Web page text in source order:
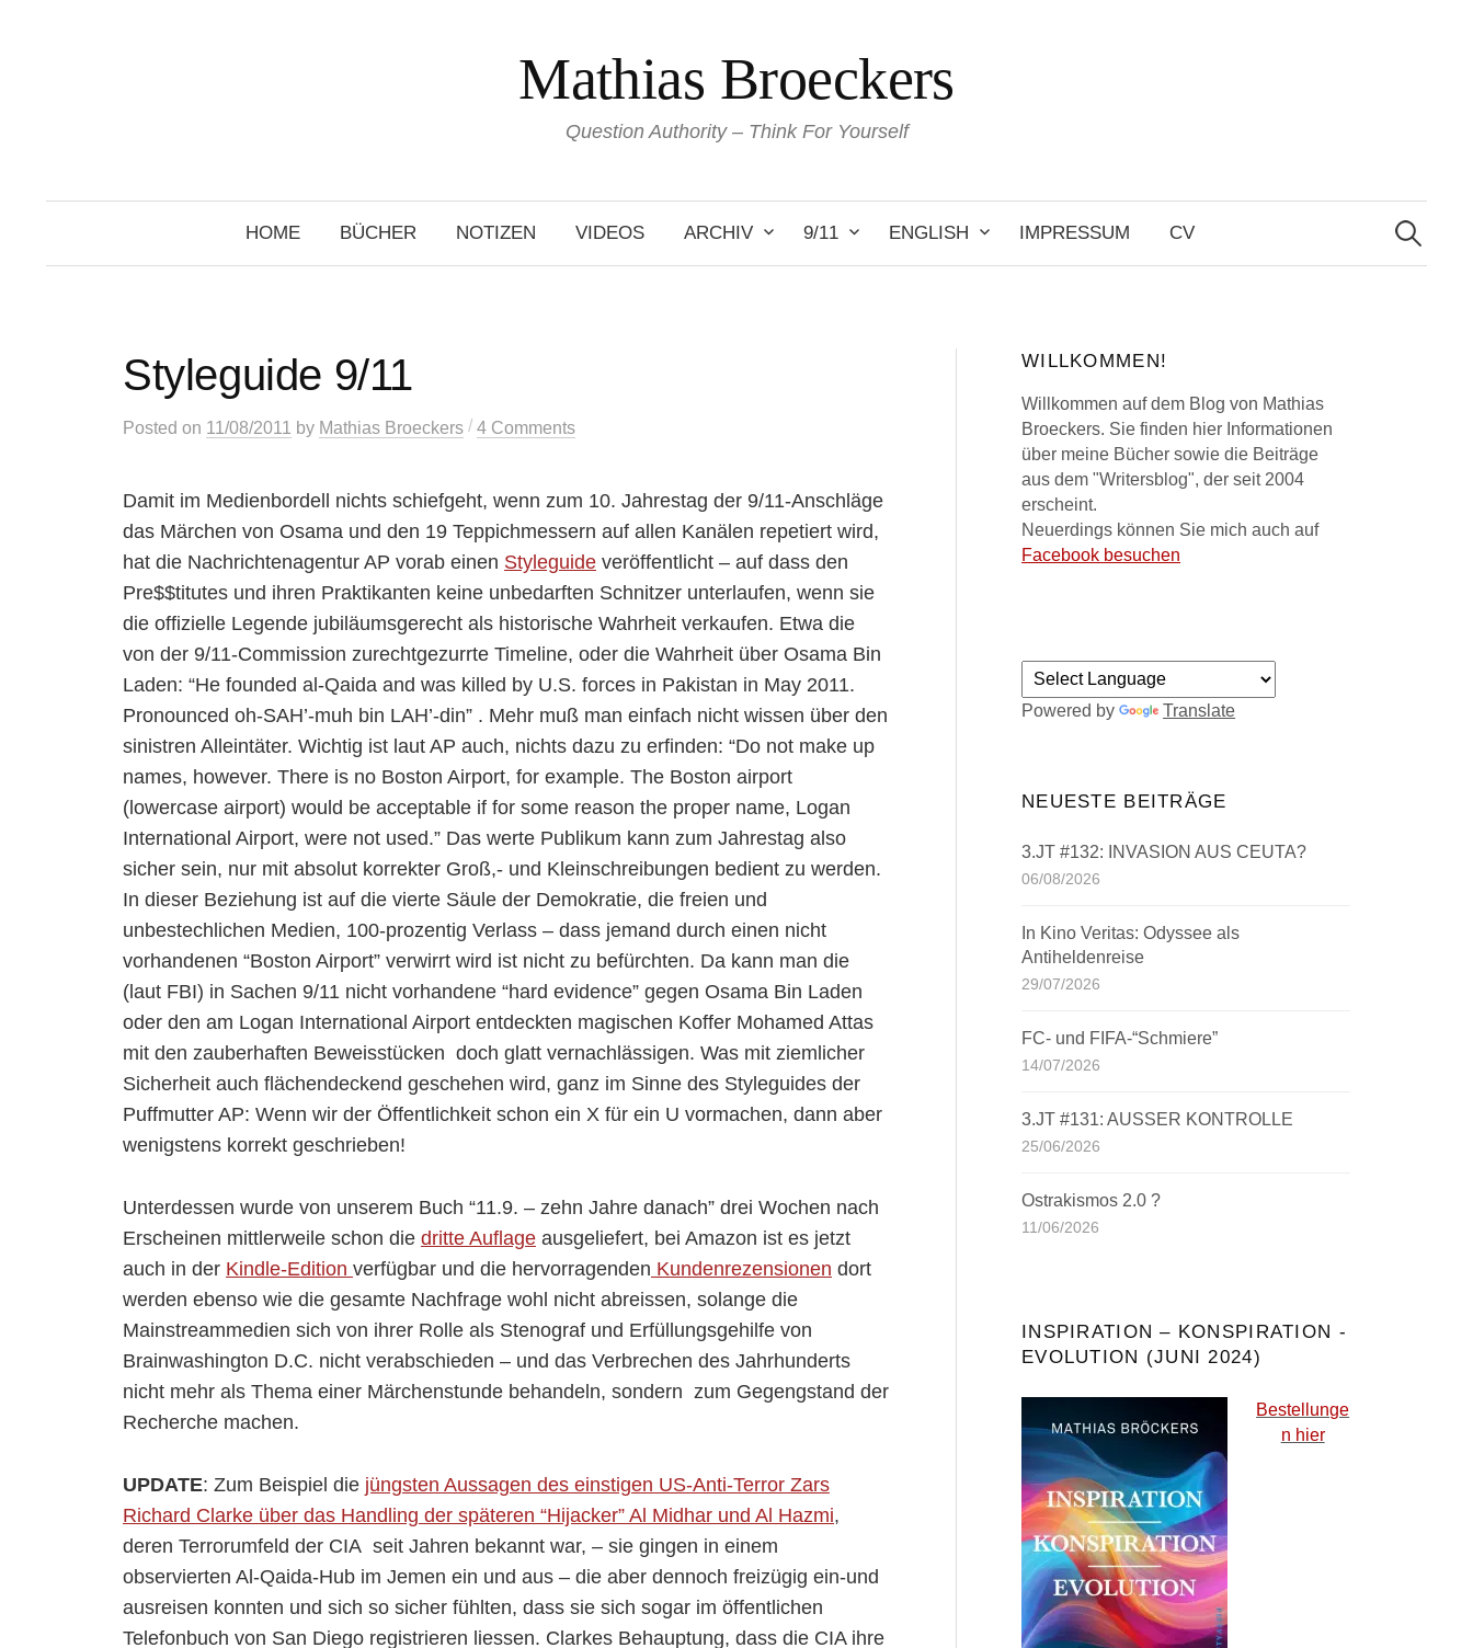
Mathias Broeckers
Question Authority – Think For Yourself
HOME BÜCHER NOTIZEN VIDEOS ARCHIV 9/11 ENGLISH IMPRESSUM CV
Search
for:
Styleguide 9/11
Posted on 11/08/2011 by Mathias Broeckers / 4 Comments
Damit im Medienbordell nichts schiefgeht, wenn zum 10. Jahrestag der 9/11-Anschläge
das Märchen von Osama und den 19 Teppichmessern auf allen Kanälen repetiert wird,
hat die Nachrichtenagentur AP vorab einen Styleguide veröffentlicht – auf dass den
Pre$$titutes und ihren Praktikanten keine unbedarften Schnitzer unterlaufen, wenn sie
die offizielle Legende jubiläumsgerecht als historische Wahrheit verkaufen. Etwa die
von der 9/11-Commission zurechtgezurrte Timeline, oder die Wahrheit über Osama Bin
Laden: “He founded al-Qaida and was killed by U.S. forces in Pakistan in May 2011.
Pronounced oh-SAH’-muh bin LAH’-din” . Mehr muß man einfach nicht wissen über den
sinistren Alleintäter. Wichtig ist laut AP auch, nichts dazu zu erfinden: “Do not make up
names, however. There is no Boston Airport, for example. The Boston airport
(lowercase airport) would be acceptable if for some reason the proper name, Logan
International Airport, were not used.” Das werte Publikum kann zum Jahrestag also
sicher sein, nur mit absolut korrekter Groß,- und Kleinschreibungen bedient zu werden.
In dieser Beziehung ist auf die vierte Säule der Demokratie, die freien und
unbestechlichen Medien, 100-prozentig Verlass – dass jemand durch einen nicht
vorhandenen “Boston Airport” verwirrt wird ist nicht zu befürchten. Da kann man die
(laut FBI) in Sachen 9/11 nicht vorhandene “hard evidence” gegen Osama Bin Laden
oder den am Logan International Airport entdeckten magischen Koffer Mohamed Attas
mit den zauberhaften Beweisstücken doch glatt vernachlässigen. Was mit ziemlicher
Sicherheit auch flächendeckend geschehen wird, ganz im Sinne des Styleguides der
Puffmutter AP: Wenn wir der Öffentlichkeit schon ein X für ein U vormachen, dann aber
wenigstens korrekt geschrieben!
Unterdessen wurde von unserem Buch “11.9. – zehn Jahre danach” drei Wochen nach
Erscheinen mittlerweile schon die dritte Auflage ausgeliefert, bei Amazon ist es jetzt
auch in der Kindle-Edition verfügbar und die hervorragenden Kundenrezensionen dort
werden ebenso wie die gesamte Nachfrage wohl nicht abreissen, solange die
Mainstreammedien sich von ihrer Rolle als Stenograf und Erfüllungsgehilfe von
Brainwashington D.C. nicht verabschieden – und das Verbrechen des Jahrhunderts
nicht mehr als Thema einer Märchenstunde behandeln, sondern zum Gegengstand der
Recherche machen.
UPDATE: Zum Beispiel die jüngsten Aussagen des einstigen US-Anti-Terror Zars
Richard Clarke über das Handling der späteren “Hijacker” Al Midhar und Al Hazmi,
deren Terrorumfeld der CIA seit Jahren bekannt war, – sie gingen in einem
observierten Al-Qaida-Hub im Jemen ein und aus – die aber dennoch freizügig ein-und
ausreisen konnten und sich so sicher fühlten, dass sie sich sogar im öffentlichen
Telefonbuch von San Diego registrieren liessen. Clarkes Behauptung, dass die CIA ihre
WILLKOMMEN!
Willkommen auf dem Blog von Mathias
Broeckers. Sie finden hier Informationen
über meine Bücher sowie die Beiträge
aus dem "Writersblog", der seit 2004
erscheint.
Neuerdings können Sie mich auch auf
Facebook besuchen
Powered by Translate
NEUESTE BEITRÄGE
3.JT #132: INVASION AUS CEUTA?
06/08/2026
In Kino Veritas: Odyssee als
Antiheldenreise
29/07/2026
FC- und FIFA-“Schmiere”
14/07/2026
3.JT #131: AUSSER KONTROLLE
25/06/2026
Ostrakismos 2.0 ?
11/06/2026
INSPIRATION – KONSPIRATION -
EVOLUTION (JUNI 2024)
Bestellunge
n hier